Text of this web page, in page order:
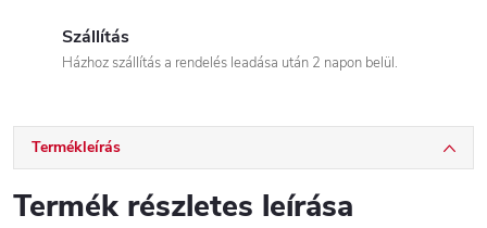
Szállítás
Házhoz szállítás a rendelés leadása után 2 napon belül.
Termékleírás
Termék részletes leírása